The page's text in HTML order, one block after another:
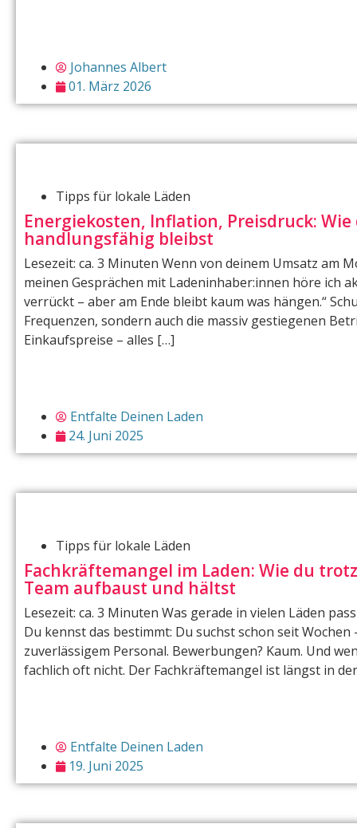
Johannes Albert
01. März 2026
Tipps für lokale Läden
Energiekosten, Inflation, Preisdruck:
handlungsfähig bleibst
Lesezeit: ca. 3 Minuten Wenn von deinem Umsatz am
meinen Gesprächen mit Ladeninhaber:innen höre ich
verrückt – aber am Ende bleibt kaum was hängen.“
Frequenzen, sondern auch die massiv gestiegenen
Einkaufspreise – alles […]
Entfalte Deinen Laden
24. Juni 2025
Tipps für lokale Läden
Fachkräftemangel im Laden: Wie du
Team aufbaust und hältst
Lesezeit: ca. 3 Minuten Was gerade in vielen Läden
Du kennst das bestimmt: Du suchst schon seit
zuverlässigem Personal. Bewerbungen? Kaum. Und
fachlich oft nicht. Der Fachkräftemangel ist längst in
Entfalte Deinen Laden
19. Juni 2025